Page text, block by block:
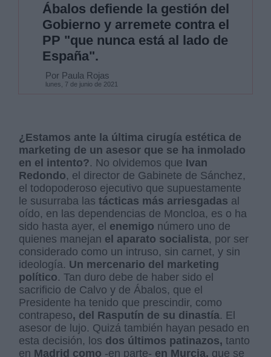
Ábalos defiende la gestión del
Gobierno y arremete contra el
PP "que nunca está al lado de
España".
Por Paula Rojas
lunes, 7 de junio de 2021
¿Estamos ante la última cirugía estética de
marketing de un asesor que se ha inmolado
en el intento?. No olvidemos que Ivan
Redondo, el director de Gabinete de Sánchez,
el todopoderoso ejecutivo que supuestamente
le susurraba lastácticas más arriesgadas al
oído, en las dependencias de Moncloa, es o ha
sido hasta ayer, el enemigo número uno de
quienes manejan el aparato socialista, por ser
considerado como un intruso, sin carnet, y sin
ideología. Un mercenario del marketing
político. Tan duro debe de haber sido el
sacrificio de Calvo y de Ábalos, que el
Presidente ha tenido que prescindir, como
contrapeso, del Rasputín de su dinastía. El
asesor de lujo. Quizá también hayan pesado en
esta decisión, los dos últimos patinazos,tanto
en Madrid como -en parte- en Murcia, que se